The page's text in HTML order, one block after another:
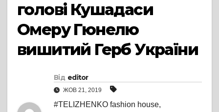
голові Кушадаси
Омеру Гюнелю
вишитий Герб України
Від editor
ЖОВ 21, 2019
#TELIZHENKO fashion house,